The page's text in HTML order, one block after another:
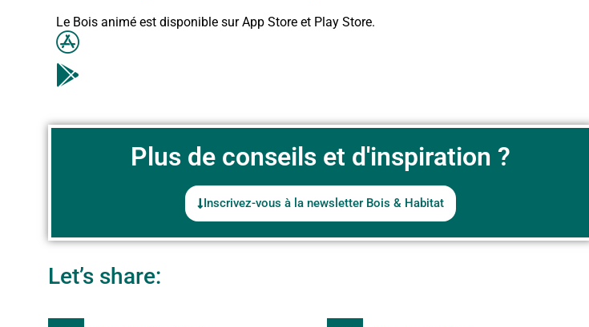
Le Bois animé est disponible sur App Store et Play Store.
Plus de conseils et d'inspiration ?
Inscrivez-vous à la newsletter Bois & Habitat
Let’s share: